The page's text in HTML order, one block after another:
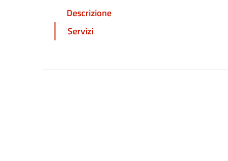
Descrizione
Servizi